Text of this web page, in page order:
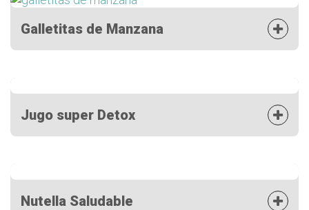
Galletitas de Manzana
Jugo super Detox
Nutella Saludable